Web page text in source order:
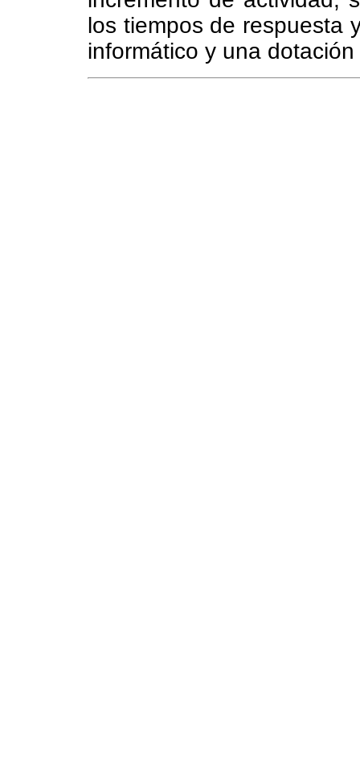
los tiempos de respuesta
informático y una